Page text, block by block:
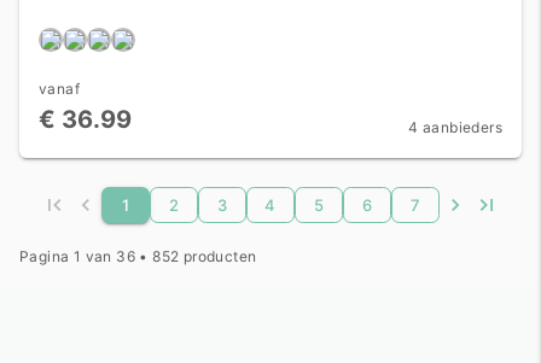
vanaf
€ 36.99 4 aanbieders
1 2 3 4 5 6 7
Pagina 1 van 36 • 852 producten